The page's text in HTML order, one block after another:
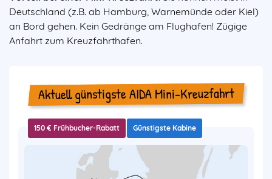
Deutschland (z.B. ab Hamburg, Warnemünde oder Kiel)
an Bord gehen. Kein Gedränge am Flughafen! Zügige
Anfahrt zum Kreuzfahrthafen.
Aktuell günstigste AIDA Mini-Kreuzfahrt
150 € Frühbucher-Rabatt Günstigste Kabine